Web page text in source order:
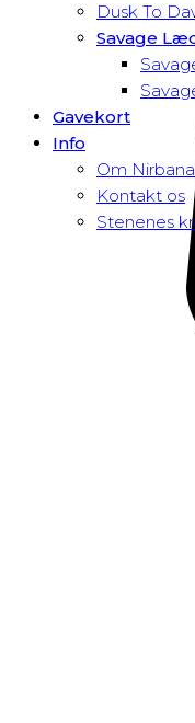
Dusk To
Savage
Gavekort
Info
Om
Kontakt os
Stenenes